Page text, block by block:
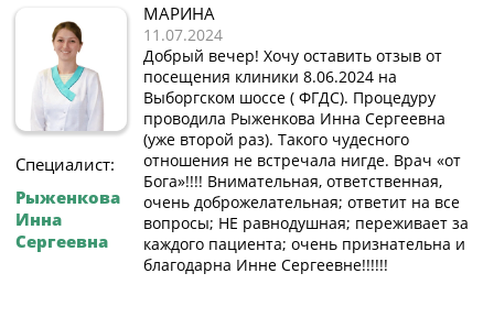
Специалист:
Рыженкова
Инна
Сергеевна
МАРИНА
11.07.2024
Добрый вечер! Хочу оставить отзыв от
посещения клиники 8.06.2024 на
Выборгском шоссе ( ФГДС). Процедуру
проводила Рыженкова Инна Сергеевна
(уже второй раз). Такого чудесного
отношения не встречала нигде. Врач «от
Бога»!!!! Внимательная, ответственная,
очень доброжелательная; ответит на все
вопросы; НЕ равнодушная; переживает за
каждого пациента; очень признательна и
благодарна Инне Сергеевне!!!!!!